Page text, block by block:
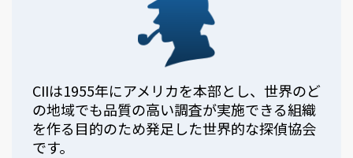
CIIは1955年にアメリカを本部とし、世界のど
の地域でも品質の高い調査が実施できる組織
を作る目的のため発足した世界的な探偵協会
です。